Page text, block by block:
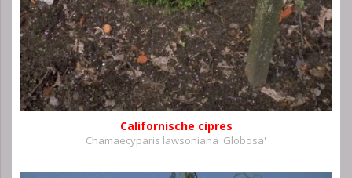
Californische cipres
Chamaecyparis lawsoniana 'Globosa'